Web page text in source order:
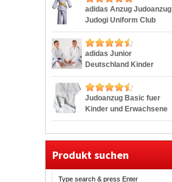
adidas Anzug Judoanzug
Judogi Uniform Club
adidas Junior
Deutschland Kinder
Judoanzug
Judoanzug Basic fuer
Kinder und Erwachsene
Produkt suchen